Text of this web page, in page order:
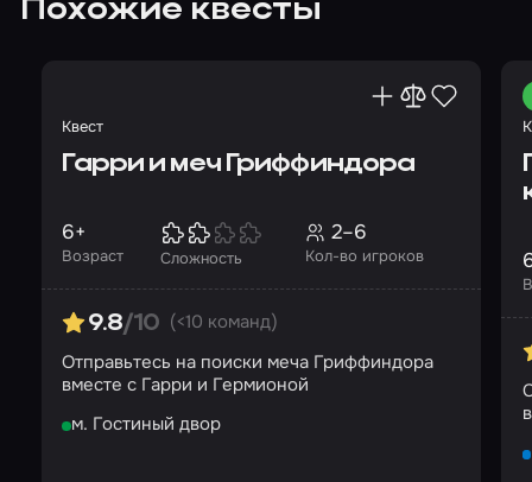
Похожие квесты
Квест
Гарри и меч Гриффиндора
Возраст
6+
Сложность Кол-во игроков
2–6
9.8/10 (<10 команд)
Отправьтесь на поиски меча Гриффиндора
вместе с Гарри и Гермионой
м. Гостиный двор